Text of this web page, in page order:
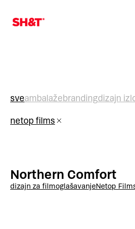
sveambalažebrandingdizajn
netop films
Northern Comfort
dizajn za filmoglašavanjeNetop